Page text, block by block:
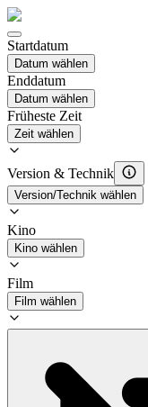
Startdatum
Datum wählen
Enddatum
Datum wählen
Früheste Zeit
Zeit wählen
Version & Technik
Version/Technik wählen
Kino
Kino wählen
Film
Film wählen